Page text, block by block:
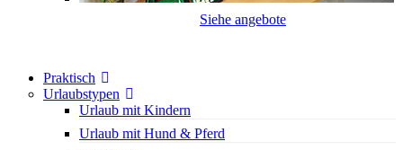
Siehe angebote
Praktisch
Urlaubstypen
Urlaub mit Kindern
Urlaub mit Hund & Pferd